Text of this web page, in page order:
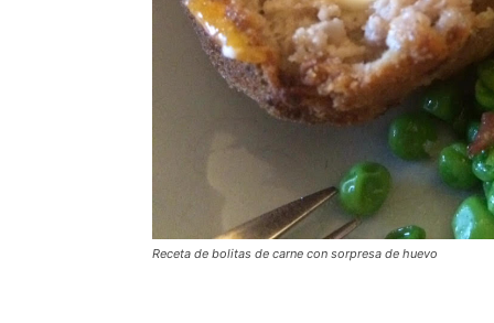
Receta de bolitas de carne con sorpresa de huevo